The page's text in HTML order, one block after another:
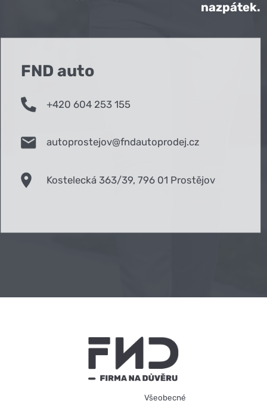
nazpátek.
FND auto
+420 604 253 155
autoprostejov@fndautoprodej.cz
Kostelecká 363/39, 796 01 Prostějov
Všeobecné